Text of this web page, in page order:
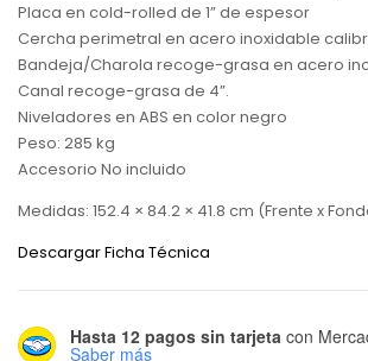
Placa en cold-rolled de 1” de espesor
Cercha perimetral en acero inoxidable
Bandeja/Charola recoge-grasa en acero
Canal recoge-grasa de 4”.
Niveladores en ABS en color negro
Peso: 285 kg
Accesorio No incluido
Medidas: 152.4 × 84.2 × 41.8 cm (Frente x
Descargar Ficha Técnica
Hasta 12 pagos sin tarjeta con
Saber más